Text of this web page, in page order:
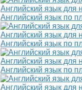
Английский язык
Английский язык по
Английский язык
Английский язык по
Английский язык
Английский язык по
Английский язык